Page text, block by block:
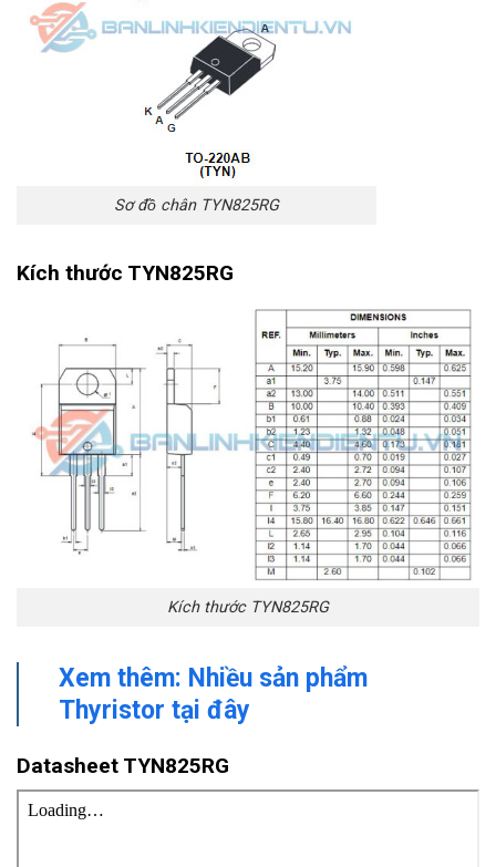
Sơ đồ chân TYN825RG
Kích thước TYN825RG
Kích thước TYN825RG
Xem thêm: Nhiều sản phẩm
Thyristor tại đây
Datasheet TYN825RG